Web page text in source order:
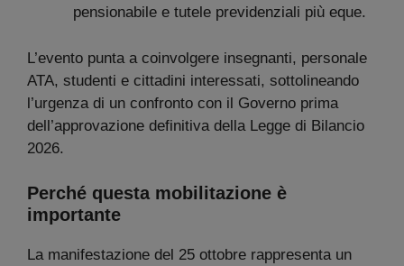
pensionabile e tutele previdenziali più eque.
L’evento punta a coinvolgere insegnanti, personale
ATA, studenti e cittadini interessati, sottolineando
l’urgenza di un confronto con il Governo prima
dell’approvazione definitiva della Legge di Bilancio
2026.
Perché questa mobilitazione è
importante
La manifestazione del 25 ottobre rappresenta un